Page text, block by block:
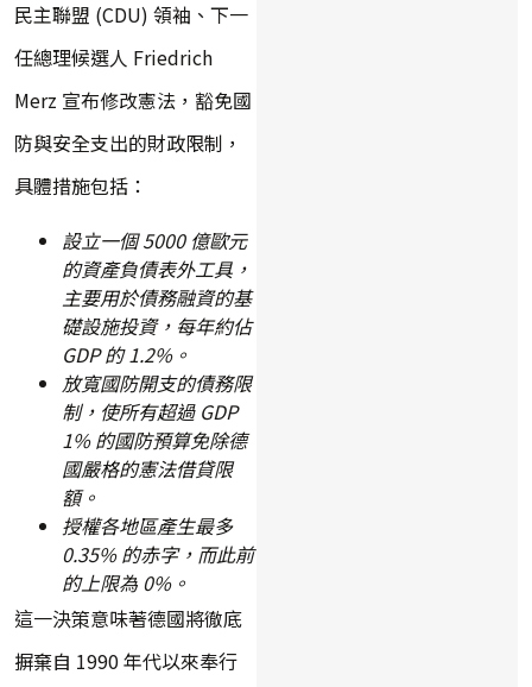
民主聯盟 (CDU) 領袖、下一
任總理候選人 Friedrich
Merz 宣布修改憲法，豁免國
防與安全支出的財政限制，
具體措施包括：
設立一個 5000 億歐元
的資產負債表外工具，
主要用於債務融資的基
礎設施投資，每年約佔
GDP 的 1.2%。
放寬國防開支的債務限
制，使所有超過 GDP
1% 的國防預算免除德
國嚴格的憲法借貸限
額。
授權各地區產生最多
0.35% 的赤字，而此前
的上限為 0%。
這一決策意味著德國將徹底
摒棄自 1990 年代以來奉行